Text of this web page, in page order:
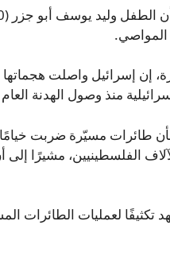
إن إسرائيل واصلت
منذ وصول الهدنة
طائرات مسيّرة ضربت
الفلسطينيين، مشيرًا إلى
تكثيفًا لعمليات الطائرات